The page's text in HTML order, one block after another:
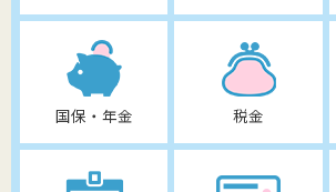
国保・年金 税金